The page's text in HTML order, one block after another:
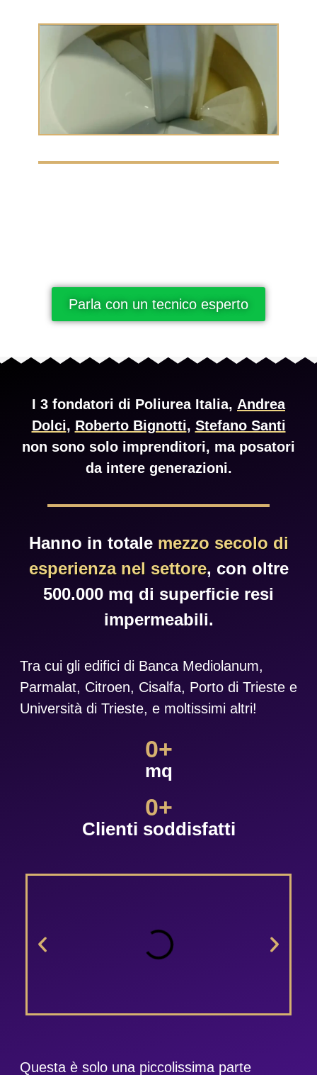
Parla con un tecnico esperto
I 3 fondatori di Poliurea Italia, Andrea
Dolci, Roberto Bignotti, Stefano Santi
non sono solo imprenditori, ma posatori
da intere generazioni.
Hanno in totale mezzo secolo di
esperienza nel settore, con oltre
500.000 mq di superficie resi
impermeabili.
Tra cui gli edifici di Banca Mediolanum,
Parmalat, Citroen, Cisalfa, Porto di Trieste e
Università di Trieste, e moltissimi altri!
mq
0+
Clienti soddisfatti
0+
Questa è solo una piccolissima parte